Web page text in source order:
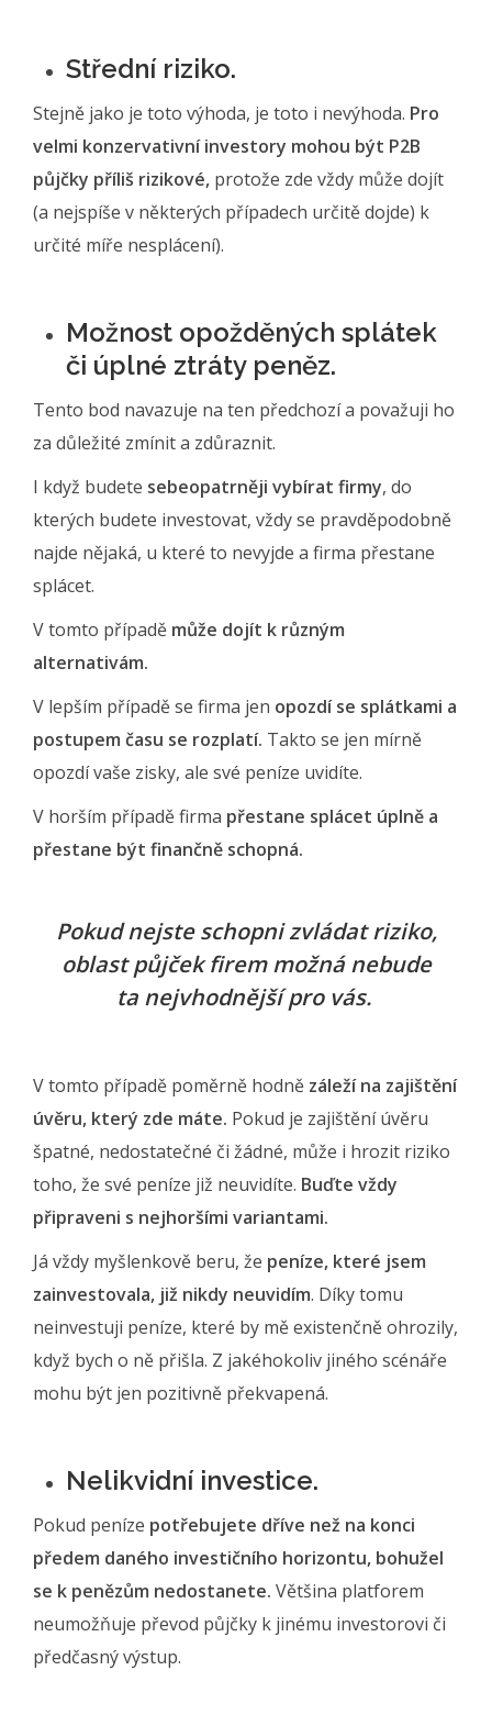
Střední riziko.
Stejně jako je toto výhoda, je toto i nevýhoda. Pro
velmi konzervativní investory mohou být P2B
půjčky příliš rizikové, protože zde vždy může dojít
(a nejspíše v některých případech určitě dojde) k
určité míře nesplácení).
Možnost opožděných splátek
či úplné ztráty peněz.
Tento bod navazuje na ten předchozí a považuji ho
za důležité zmínit a zdůraznit.
I když budete sebeopatrněji vybírat firmy, do
kterých budete investovat, vždy se pravděpodobně
najde nějaká, u které to nevyjde a firma přestane
splácet.
V tomto případě může dojít k různým
alternativám.
V lepším případě se firma jen opozdí se splátkami a
postupem času se rozplatí. Takto se jen mírně
opozdí vaše zisky, ale své peníze uvidíte.
V horším případě firma přestane splácet úplně a
přestane být finančně schopná.
Pokud nejste schopni zvládat riziko,
oblast půjček firem možná nebude
ta nejvhodnější pro vás.
V tomto případě poměrně hodně záleží na zajištění
úvěru, který zde máte. Pokud je zajištění úvěru
špatné, nedostatečné či žádné, může i hrozit riziko
toho, že své peníze již neuvidíte. Buďte vždy
připraveni s nejhoršími variantami.
Já vždy myšlenkově beru, že peníze, které jsem
zainvestovala, již nikdy neuvidím. Díky tomu
neinvestuji peníze, které by mě existenčně ohrozily,
když bych o ně přišla. Z jakéhokoliv jiného scénáře
mohu být jen pozitivně překvapená.
Nelikvidní investice.
Pokud peníze potřebujete dříve než na konci
předem daného investičního horizontu, bohužel
se k penězům nedostanete. Většina platforem
neumožňuje převod půjčky k jinému investorovi či
předčasný výstup.